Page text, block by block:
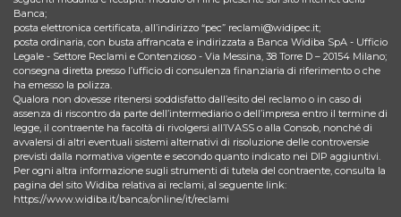
Banca;
posta elettronica certificata, all’indirizzo “pec” reclami@widipec.it;
posta ordinaria, con busta affrancata e indirizzata a Banca Widiba SpA - Ufficio
Legale - Settore Reclami e Contenzioso - Via Messina, 38 Torre D – 20154 Milano;
consegna diretta presso l’ufficio di consulenza finanziaria di riferimento o che
ha emesso la polizza.
Qualora non dovesse ritenersi soddisfatto dall’esito del reclamo o in caso di
assenza di riscontro da parte dell’intermediario o dell’impresa entro il termine di
legge, il contraente ha facoltà di rivolgersi all’IVASS o alla Consob, nonché di
avvalersi di altri eventuali sistemi alternativi di risoluzione delle controversie
previsti dalla normativa vigente e secondo quanto indicato nei DIP aggiuntivi.
Per ogni altra informazione sugli strumenti di tutela del contraente, consulta la
pagina del sito Widiba relativa ai reclami, al seguente link:
https://www.widiba.it/banca/online/it/reclami